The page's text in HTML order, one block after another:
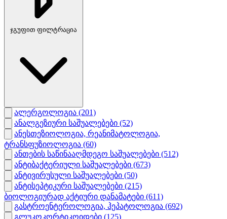
ჯგუფით ფილტრაცია
ალერგოლოგია (201)
ანალგეზიური საშუალებები (52)
ანესთეზიოლოგია, რეანიმატოლოგია,
ტრანსფუზიოლოგია (60)
ანთების საწინააღმდეგო საშუალებები (512)
ანტიბაქტერიული საშუალებები (673)
ანტივირუსული საშუალებები (50)
ანტისეპტიკური საშუალებები (215)
ბიოლოგიურად აქტიური დანამატები (611)
გასტროენტეროლოგია, ჰეპატოლოგია (692)
გლუკოკორტიკოიდები (125)